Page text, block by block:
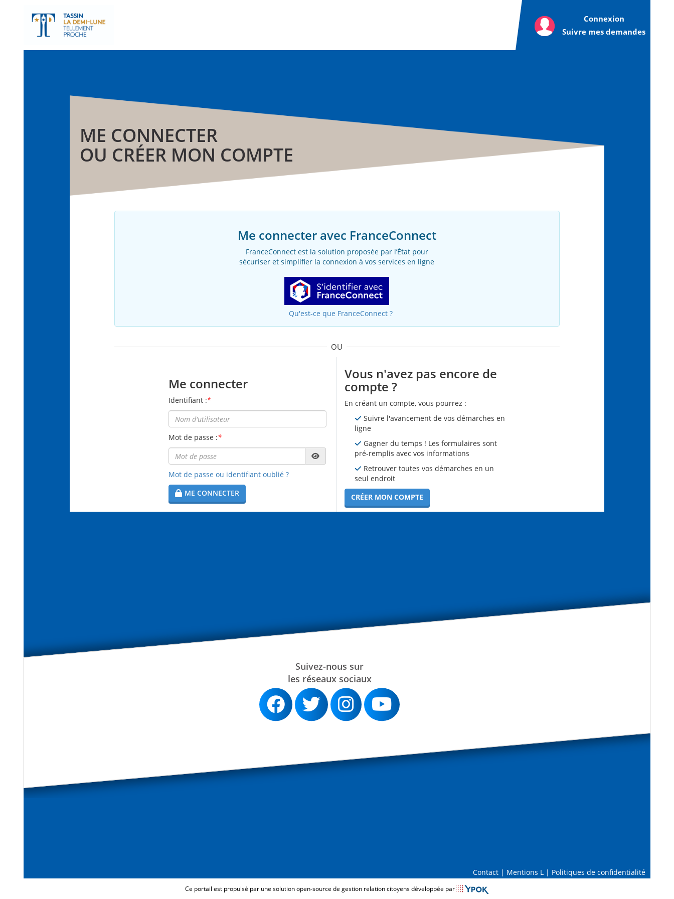
Connexion
Suivre mes demandes
ME CONNECTER
OU CRÉER MON COMPTE
Me connecter avec FranceConnect
FranceConnect est la solution proposée par l’État pour
sécuriser et simplifier la connexion à vos services en ligne
Qu'est-ce que FranceConnect ?
OU
Me connecter
Identifiant :*
Mot de passe :*
Mot de passe ou identifiant oublié ?
ME CONNECTER
Vous n'avez pas encore de
compte ?
En créant un compte, vous pourrez :
Suivre l'avancement de vos démarches en
ligne
Gagner du temps ! Les formulaires sont
pré-remplis avec vos informations
Retrouver toutes vos démarches en un
seul endroit
CRÉER MON COMPTE
Suivez-nous sur
les réseaux sociaux
Contact | Mentions L | Politiques de confidentialité
Ce portail est propulsé par une solution open-source de gestion relation citoyens développée par